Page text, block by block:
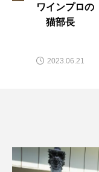
ワインプロの
猫部長
2023.06.21